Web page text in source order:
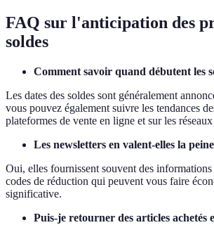
FAQ sur l'anticipation des
soldes
Comment savoir quand débutent les
Les dates des soldes sont généralement
vous pouvez également suivre les tendances
plateformes de vente en ligne et sur les
Les newsletters en valent-elles la
Oui, elles fournissent souvent des
codes de réduction qui peuvent vous faire
significative.
Puis-je retourner des articles achetés